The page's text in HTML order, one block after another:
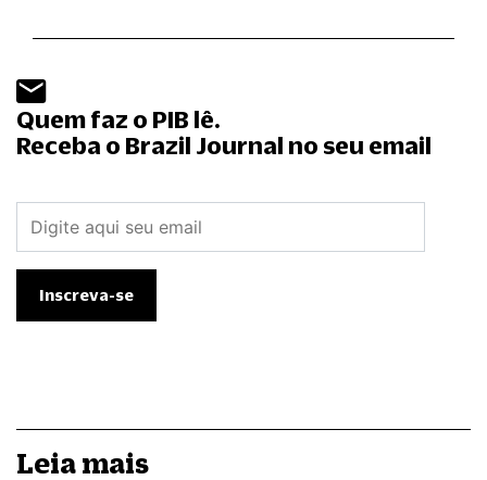
Quem faz o PIB lê.
Receba o Brazil Journal no seu email
Leia mais